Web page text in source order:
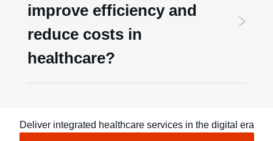
improve efficiency and
reduce costs in
healthcare?
Deliver integrated healthcare services in the digital era